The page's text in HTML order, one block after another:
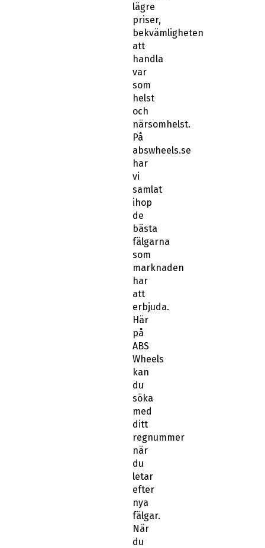
lägre
priser,
bekvämligheten
att
handla
var
som
helst
och
närsomhelst.
På
abswheels.se
har
vi
samlat
ihop
de
bästa
fälgarna
som
marknaden
har
att
erbjuda.
Här
på
ABS
Wheels
kan
du
söka
med
ditt
regnummer
när
du
letar
efter
nya
fälgar.
När
du